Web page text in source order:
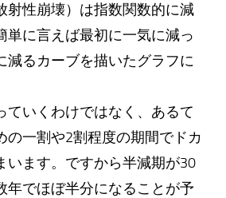
射性崩壊）は指数関数的に減
単に言えば最初に一気に減っ
減るカーブを描いたグラフに
ていくわけではなく、あるて
の一割や2割程度の期間でドカ
います。ですから半減期が30
年でほぼ半分になることが予